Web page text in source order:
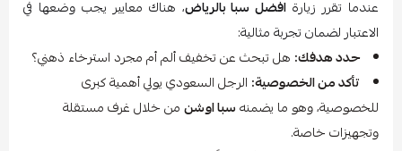
عندما تقرر زيارة افضل سبا بالرياض، هناك معايير يجب وضعها في
الاعتبار لضمان تجربة مثالية:
حدد هدفك: هل تبحث عن تخفيف ألم أم مجرد استرخاء ذهني؟
تأكد من الخصوصية: الرجل السعودي يولي أهمية كبرى
للخصوصية، وهو ما يضمنهسبا اوشنمن خلال غرف مستقلة
وتجهيزات خاصة.